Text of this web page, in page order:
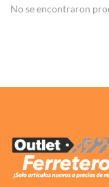
No se encontraron